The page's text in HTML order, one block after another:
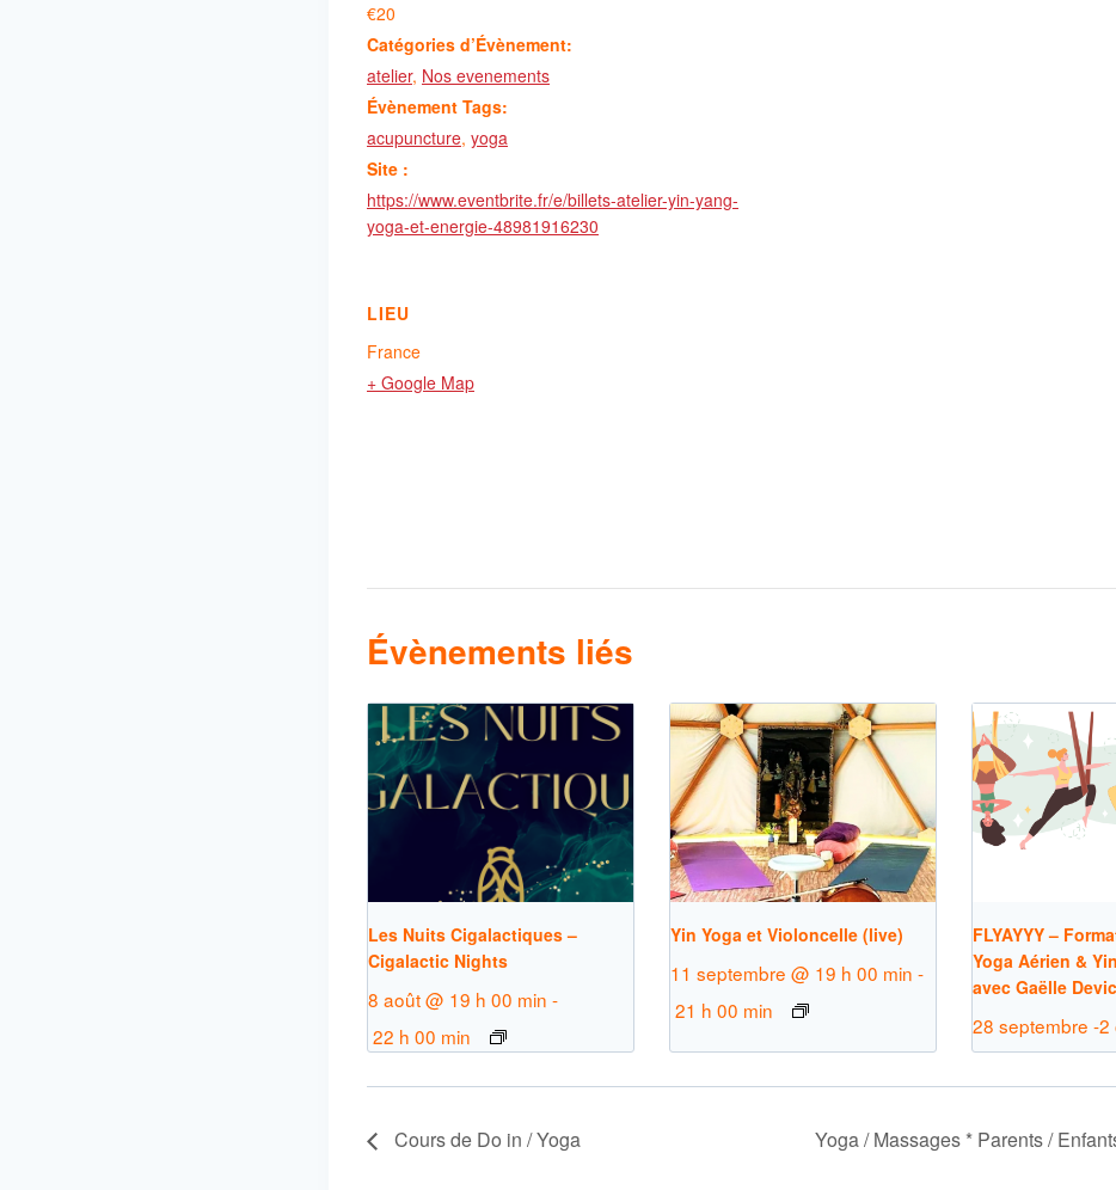
€20
Catégories d’Évènement:
atelier, Nos evenements
Évènement Tags:
acupuncture, yoga
Site :
https://www.eventbrite.fr/e/billets-atelier-yin-yang-
yoga-et-energie-48981916230
LIEU
France
+ Google Map
Évènements liés
Les Nuits Cigalactiques –
Cigalactic Nights
8 août @ 19 h 00 min -
22 h 00 min
Yin Yoga et Violoncelle (live)
11 septembre @ 19 h 00 min -
21 h 00 min
FLYAYYY –
Yoga Aérien &
avec Gaëlle Devic
28 septembre -2
Cours de Do in / Yoga Yoga / Massages * Parents /